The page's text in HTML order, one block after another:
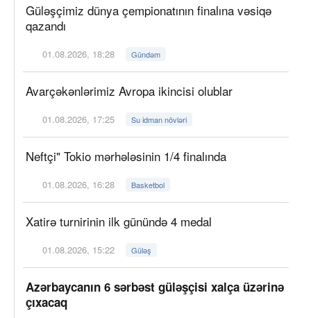
Güləşçimiz dünya çempionatının finalına vəsiqə
qazandı
01.08.2026, 18:28 Gündəm
Avarçəkənlərimiz Avropa ikincisi olublar
01.08.2026, 17:25 Su idman növləri
Neftçi" Tokio mərhələsinin 1/4 finalında
01.08.2026, 16:28 Basketbol
Xatirə turnirinin ilk günündə 4 medal
01.08.2026, 15:22 Güləş
Azərbaycanın 6 sərbəst güləşçisi xalça üzərinə
çıxacaq